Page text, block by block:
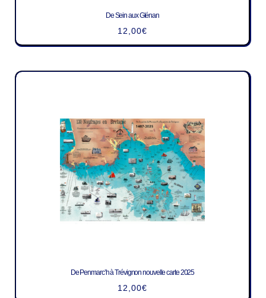
De Sein aux Glénan
12,00€
De Penmarc’h à Trévignon nouvelle carte 2025
12,00€